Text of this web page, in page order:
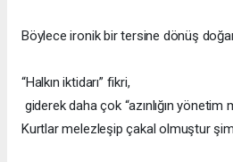
Böylece ironik bir tersine dönüş
“Halkın iktidarı” fikri,
giderek daha çok “azınlığın yönetim
Kurtlar melezleşip çakal olmuştur